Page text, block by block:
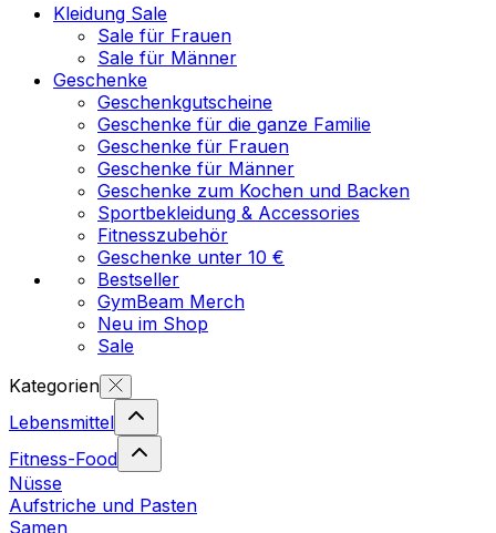
Kleidung Sale
Sale für Frauen
Sale für Männer
Geschenke
Geschenkgutscheine
Geschenke für die ganze Familie
Geschenke für Frauen
Geschenke für Männer
Geschenke zum Kochen und Backen
Sportbekleidung & Accessories
Fitnesszubehör
Geschenke unter 10 €
Bestseller
GymBeam Merch
Neu im Shop
Sale
Kategorien
Lebensmittel
Fitness-Food
Nüsse
Aufstriche und Pasten
Samen